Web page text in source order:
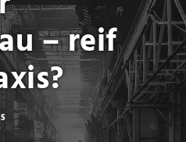
– reif